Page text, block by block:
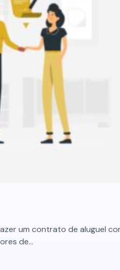
um contrato de aluguel
de…